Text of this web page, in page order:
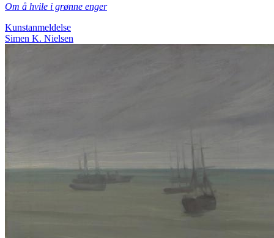
Om å hvile i grønne enger
Kunstanmeldelse
Simen K. Nielsen